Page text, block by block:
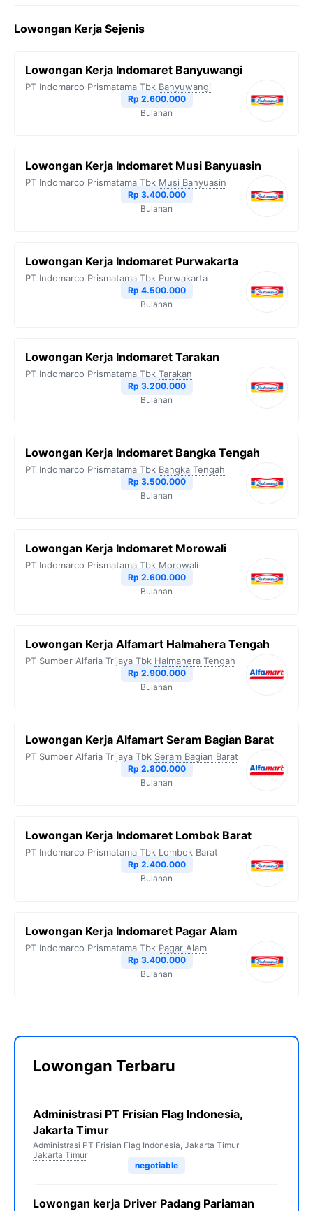
e
o
t
e
e
r
t
A
y
i
n
k
Lowongan Kerja Sejenis
Lowongan Kerja Indomaret Banyuwangi
PT Indomarco Prismatama Tbk Banyuwangi
Rp 2.600.000
Bulanan
Lowongan Kerja Indomaret Musi Banyuasin
PT Indomarco Prismatama Tbk Musi Banyuasin
Rp 3.400.000
Bulanan
Lowongan Kerja Indomaret Purwakarta
PT Indomarco Prismatama Tbk Purwakarta
Rp 4.500.000
Bulanan
Lowongan Kerja Indomaret Tarakan
PT Indomarco Prismatama Tbk Tarakan
Rp 3.200.000
Bulanan
Lowongan Kerja Indomaret Bangka Tengah
PT Indomarco Prismatama Tbk Bangka Tengah
Rp 3.500.000
Bulanan
Lowongan Kerja Indomaret Morowali
PT Indomarco Prismatama Tbk Morowali
Rp 2.600.000
Bulanan
Lowongan Kerja Alfamart Halmahera Tengah
PT Sumber Alfaria Trijaya Tbk Halmahera Tengah
Rp 2.900.000
Bulanan
Lowongan Kerja Alfamart Seram Bagian Barat
PT Sumber Alfaria Trijaya Tbk Seram Bagian Barat
Rp 2.800.000
Bulanan
Lowongan Kerja Indomaret Lombok Barat
PT Indomarco Prismatama Tbk Lombok Barat
Rp 2.400.000
Bulanan
Lowongan Kerja Indomaret Pagar Alam
PT Indomarco Prismatama Tbk Pagar Alam
Rp 3.400.000
Bulanan
Lowongan Terbaru
Administrasi PT Frisian Flag Indonesia,
Jakarta Timur
Administrasi PT Frisian Flag Indonesia, Jakarta Timur
Jakarta Timur
negotiable
Lowongan kerja Driver Padang Pariaman